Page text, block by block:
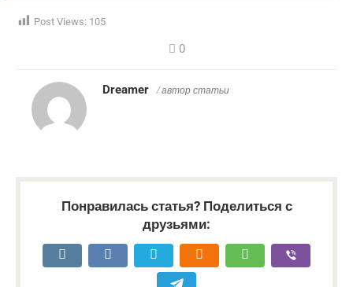
Post Views: 105
0
Dreamer / автор статьи
Понравилась статья? Поделиться с
друзьями: